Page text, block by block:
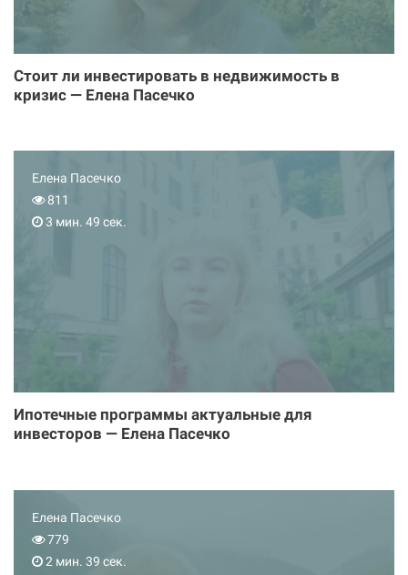
Стоит ли инвестировать в недвижимость в
кризис — Елена Пасечко
Елена Пасечко
811
3 мин. 49 сек.
Ипотечные программы актуальные для
инвесторов — Елена Пасечко
Елена Пасечко
779
2 мин. 39 сек.